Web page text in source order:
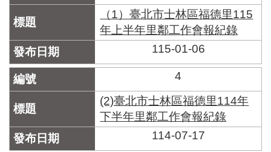
臺
北
區
里
界
說
臺
市
鄰
（1）臺北市士林區福德里115
年上半年里鄰工作會報紀錄
115-01-06
4
(2)臺北市士林區福德里114年
下半年里鄰工作會報紀錄
114-07-17